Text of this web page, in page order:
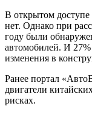
В открытом
нет. Однако при
году были
автомобилей. И
изменения в
Ранее портал
двигатели
рисках.